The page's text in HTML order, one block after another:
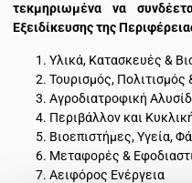
τεκμηριωμένα να
Εξειδίκευσης της
Υλικά, Κατασκευές &
Τουρισμός, Πολιτισμός
Αγροδιατροφική
Περιβάλλον και
Βιοεπιστήμες, Υγεία,
Μεταφορές &
Αειφόρος Ενέργεια